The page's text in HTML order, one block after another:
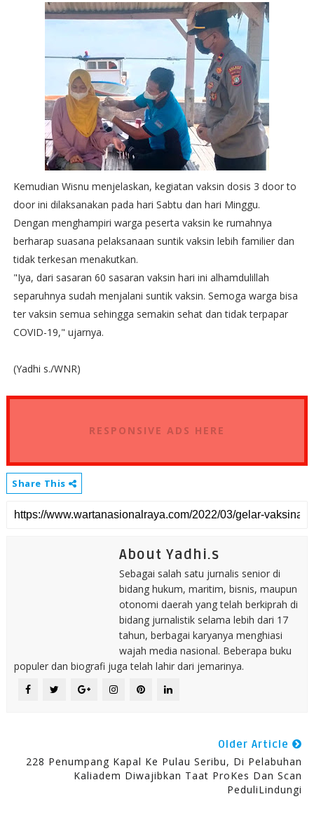
Kemudian Wisnu menjelaskan, kegiatan vaksin dosis 3 door to
door ini dilaksanakan pada hari Sabtu dan hari Minggu.
Dengan menghampiri warga peserta vaksin ke rumahnya
berharap suasana pelaksanaan suntik vaksin lebih familier dan
tidak terkesan menakutkan.
"Iya, dari sasaran 60 sasaran vaksin hari ini alhamdulillah
separuhnya sudah menjalani suntik vaksin. Semoga warga bisa
ter vaksin semua sehingga semakin sehat dan tidak terpapar
COVID-19," ujarnya.
(Yadhi s./WNR)
RESPONSIVE ADS HERE
Share This
About Yadhi.s
Sebagai salah satu jurnalis senior di
bidang hukum, maritim, bisnis, maupun
otonomi daerah yang telah berkiprah di
bidang jurnalistik selama lebih dari 17
tahun, berbagai karyanya menghiasi
wajah media nasional. Beberapa buku
populer dan biografi juga telah lahir dari jemarinya.
Older Article
228 Penumpang Kapal Ke Pulau Seribu, Di Pelabuhan
Kaliadem Diwajibkan Taat ProKes Dan Scan
PeduliLindungi